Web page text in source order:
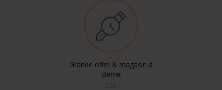
Grande offre & magasin à
Berne